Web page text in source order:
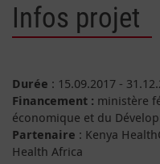
Infos projet
Durée : 15.09.2017 -
Financement : ministère
économique et du
Partenaire : Kenya
Health Africa